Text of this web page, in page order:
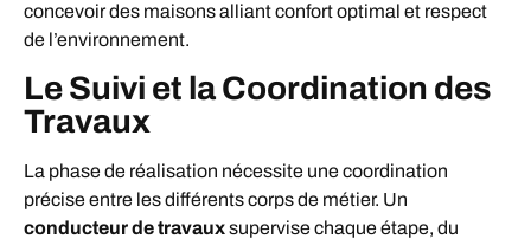
concevoir des maisons alliant confort optimal et respect
de l’environnement.
Le Suivi et la Coordination des
Travaux
La phase de réalisation nécessite une coordination
précise entre les différents corps de métier. Un
conducteur de travauxsupervise chaque étape, du